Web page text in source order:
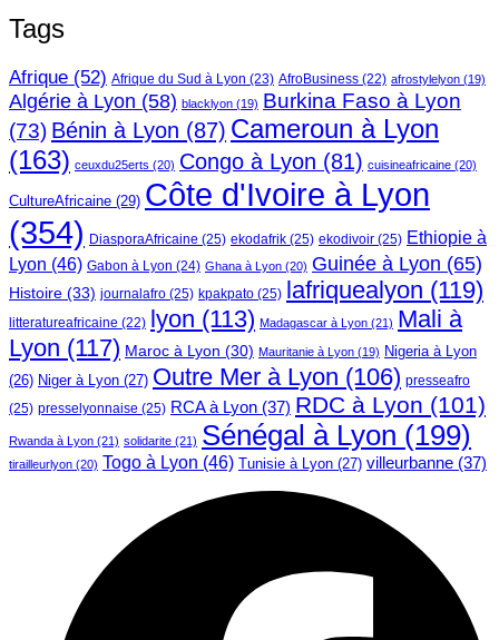
Tags
Afrique (52) Afrique du Sud à Lyon (23) AfroBusiness (22) afrostylelyon (19)
Algérie à Lyon (58) blacklyon (19) Burkina Faso à Lyon
(73) Bénin à Lyon (87) Cameroun à Lyon
(163) ceuxdu25erts (20) Congo à Lyon (81) cuisineafricaine (20)
CultureAfricaine (29) Côte d'Ivoire à Lyon
(354) DiasporaAfricaine (25) ekodafrik (25) ekodivoir (25) Ethiopie à
Lyon (46) Gabon à Lyon (24) Ghana à Lyon (20) Guinée à Lyon (65)
Histoire (33) journalafro (25) kpakpato (25) lafriquealyon (119)
litteratureafricaine (22) lyon (113) Madagascar à Lyon (21) Mali à
Lyon (117) Maroc à Lyon (30) Mauritanie à Lyon (19) Nigeria à Lyon
(26) Niger à Lyon (27) Outre Mer à Lyon (106) presseafro
(25) presselyonnaise (25) RCA à Lyon (37) RDC à Lyon (101)
Rwanda à Lyon (21) solidarite (21) Sénégal à Lyon (199)
tirailleurlyon (20) Togo à Lyon (46) Tunisie à Lyon (27) villeurbanne (37)